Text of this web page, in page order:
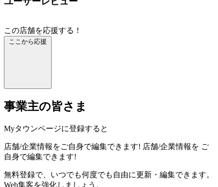
この店舗を応援する！
ここから応援
事業主の皆さま
Myタウンページに登録すると
店舗/企業情報をご自身で編集できます! 店舗/企業情報を ご
自身で編集できます!
無料登録で、いつでも何度でも自由に更新・編集できます。
Web集客を強化しましょう。